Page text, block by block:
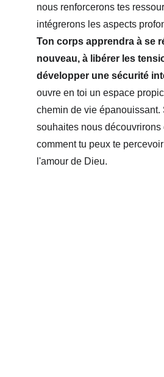
nous renforcerons tes
intégrerons les aspects
Ton corps apprendra à se
nouveau, à libérer les
développer une sécurité
ouvre en toi un espace
chemin de vie épanouissant.
souhaites nous découvrirons
comment tu peux te
l'amour de Dieu.